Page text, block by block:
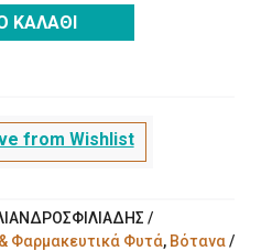
ΚΑΛΆΘΙ
from Wishlist
Φαρμακευτικά Φυτά, Βότανα